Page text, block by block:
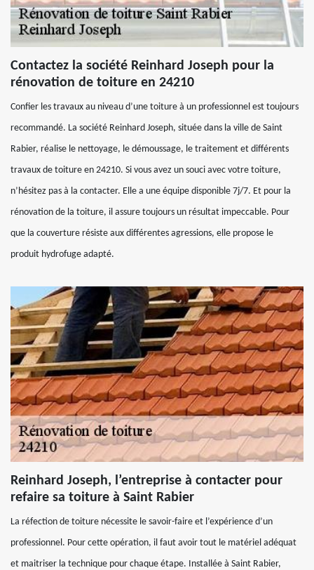
Contactez la société Reinhard Joseph pour la
rénovation de toiture en 24210
Confier les travaux au niveau d’une toiture à un professionnel est toujours
recommandé. La société Reinhard Joseph, située dans la ville de Saint
Rabier, réalise le nettoyage, le démoussage, le traitement et différents
travaux de toiture en 24210. Si vous avez un souci avec votre toiture,
n’hésitez pas à la contacter. Elle a une équipe disponible 7j/7. Et pour la
rénovation de la toiture, il assure toujours un résultat impeccable. Pour
que la couverture résiste aux différentes agressions, elle propose le
produit hydrofuge adapté.
Reinhard Joseph, l’entreprise à contacter pour
refaire sa toiture à Saint Rabier
La réfection de toiture nécessite le savoir-faire et l’expérience d’un
professionnel. Pour cette opération, il faut avoir tout le matériel adéquat
et maitriser la technique pour chaque étape. Installée à Saint Rabier,